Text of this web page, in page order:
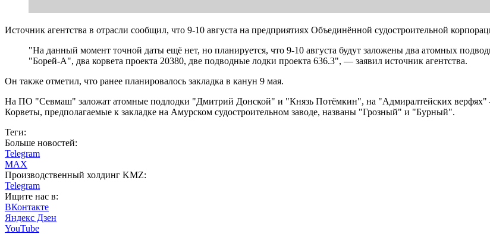
Источник агентства в отрасли сообщил, что 9-10 августа на предприятиях Объединённой судостроительной
"На данный момент точной даты ещё нет, но планируется, что 9-10 августа будут заложены два атомных
"Борей-А", два корвета проекта 20380, две подводные лодки проекта 636.3", — заявил источник агентства.
Он также отметил, что ранее планировалось закладка в канун 9 мая.
На ПО "Севмаш" заложат атомные подлодки "Дмитрий Донской" и "Князь Потёмкин", на "Адмиралтейских
Корветы, предполагаемые к закладке на Амурском судостроительном заводе, названы "Грозный" и "Бурный".
Теги:
Больше новостей:
Telegram
MAX
Производственный холдинг KMZ:
Telegram
Ищите нас в:
ВКонтакте
Яндекс Дзен
YouTube